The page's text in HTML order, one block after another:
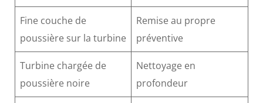
Fine couche de
poussière sur la turbine
Remise au propre
préventive
Turbine chargée de
poussière noire
Nettoyage en
profondeur